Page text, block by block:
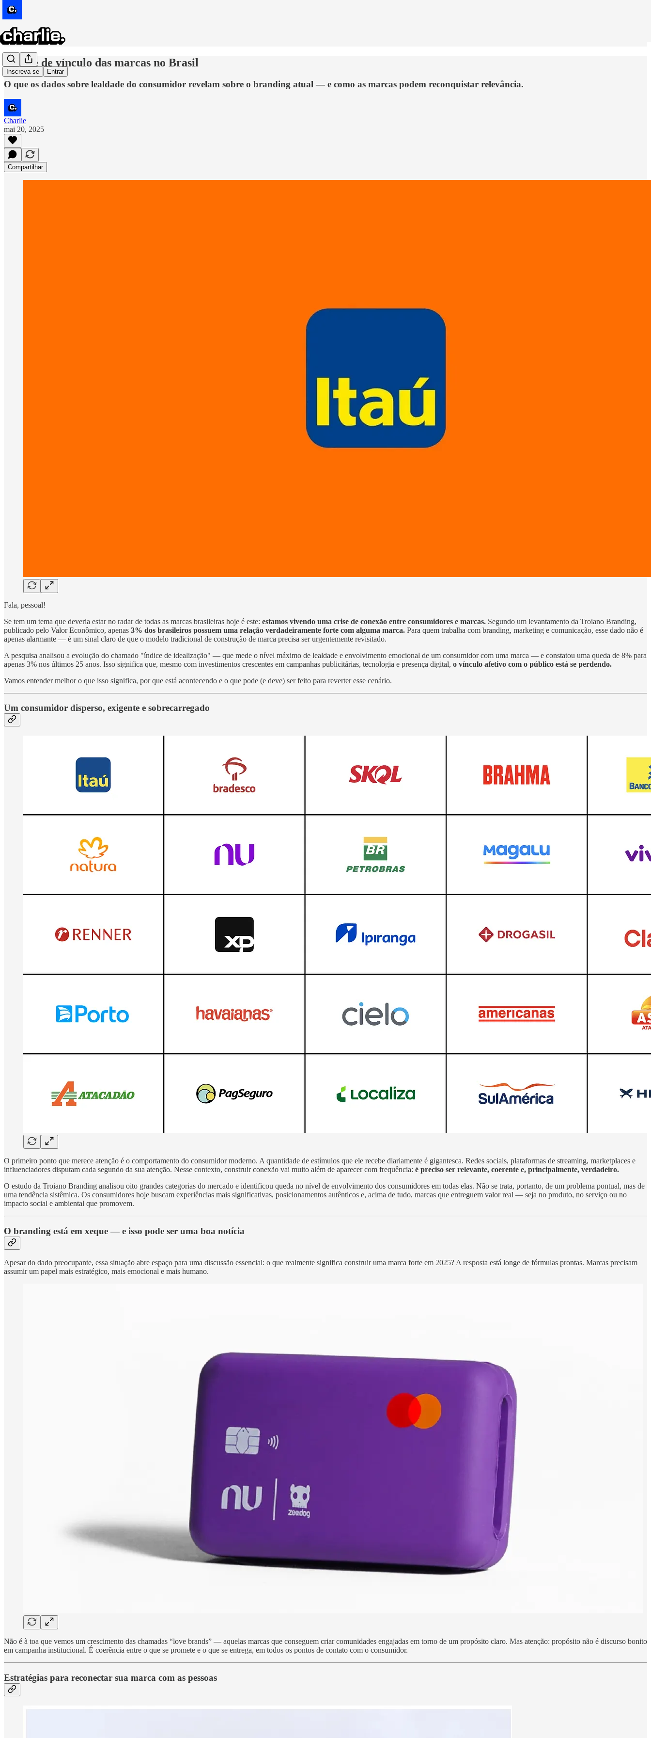
Inscreva-se Entrar
A crise de vínculo das marcas no Brasil
O que os dados sobre lealdade do consumidor revelam sobre o branding atual — e como as marcas podem reconquistar relevância.
Charlie
mai 20, 2025
Compartilhar
Fala, pessoal!
Se tem um tema que deveria estar no radar de todas as marcas brasileiras hoje é este: estamos vivendo uma crise de conexão entre consumidores e marcas. Segundo um levantamento da Troiano Branding,
publicado pelo Valor Econômico, apenas 3% dos brasileiros possuem uma relação verdadeiramente forte com alguma marca. Para quem trabalha com branding, marketing e comunicação, esse dado não é
apenas alarmante — é um sinal claro de que o modelo tradicional de construção de marca precisa ser urgentemente revisitado.
A pesquisa analisou a evolução do chamado "índice de idealização" — que mede o nível máximo de lealdade e envolvimento emocional de um consumidor com uma marca — e constatou uma queda de 8% para
apenas 3% nos últimos 25 anos. Isso significa que, mesmo com investimentos crescentes em campanhas publicitárias, tecnologia e presença digital, o vínculo afetivo com o público está se perdendo.
Vamos entender melhor o que isso significa, por que está acontecendo e o que pode (e deve) ser feito para reverter esse cenário.
Um consumidor disperso, exigente e sobrecarregado
O primeiro ponto que merece atenção é o comportamento do consumidor moderno. A quantidade de estímulos que ele recebe diariamente é gigantesca. Redes sociais, plataformas de streaming, marketplaces e
influenciadores disputam cada segundo da sua atenção. Nesse contexto, construir conexão vai muito além de aparecer com frequência: é preciso ser relevante, coerente e, principalmente, verdadeiro.
O estudo da Troiano Branding analisou oito grandes categorias do mercado e identificou queda no nível de envolvimento dos consumidores em todas elas. Não se trata, portanto, de um problema pontual, mas de
uma tendência sistêmica. Os consumidores hoje buscam experiências mais significativas, posicionamentos autênticos e, acima de tudo, marcas que entreguem valor real — seja no produto, no serviço ou no
impacto social e ambiental que promovem.
O branding está em xeque — e isso pode ser uma boa notícia
Apesar do dado preocupante, essa situação abre espaço para uma discussão essencial: o que realmente significa construir uma marca forte em 2025? A resposta está longe de fórmulas prontas. Marcas precisam
assumir um papel mais estratégico, mais emocional e mais humano.
Não é à toa que vemos um crescimento das chamadas “love brands” — aquelas marcas que conseguem criar comunidades engajadas em torno de um propósito claro. Mas atenção: propósito não é discurso bonito
em campanha institucional. É coerência entre o que se promete e o que se entrega, em todos os pontos de contato com o consumidor.
Estratégias para reconectar sua marca com as pessoas